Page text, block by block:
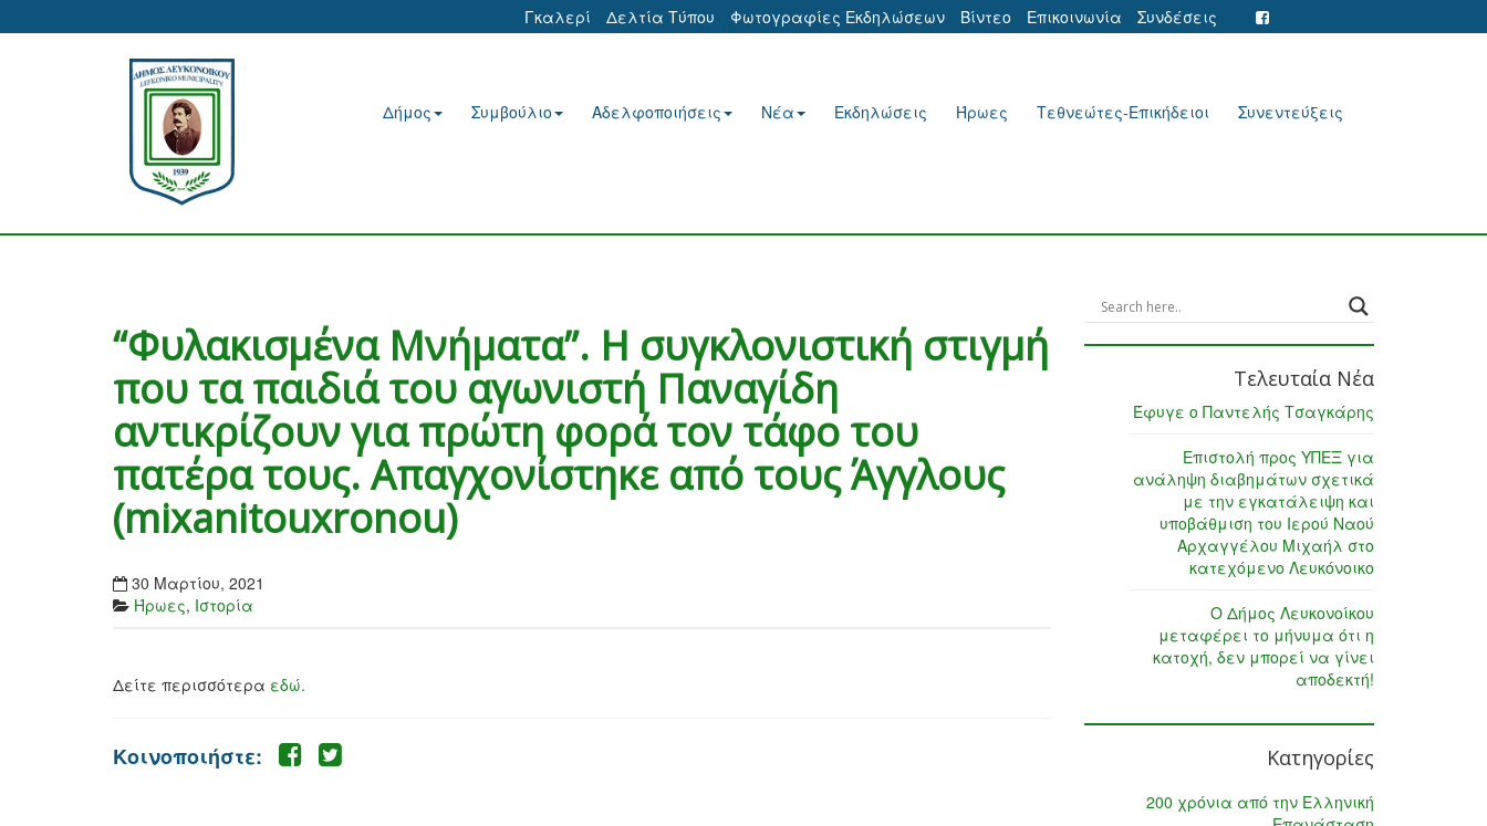
Γκαλερί Δελτία Τύπου Φωτογραφίες Εκδηλώσεων Βίντεο Επικοινωνία Συνδέσεις
Δήμος Συμβούλιο Αδελφοποιήσεις Νέα Εκδηλώσεις Ήρωες Τεθνεώτες-Επικήδειοι Συνεντεύξεις
“Φυλακισμένα Μνήματα”. Η συγκλονιστική στιγμή
που τα παιδιά του αγωνιστή Παναγίδη
αντικρίζουν για πρώτη φορά τον τάφο του
πατέρα τους. Απαγχονίστηκε από τους Άγγλους
(mixanitouxronou)
30 Μαρτίου, 2021
Ήρωες, Ιστορία
Δείτε περισσότερα εδώ.
Κοινοποιήστε:
Τελευταία Νέα
Έφυγε ο Παντελής Τσαγκάρης
Επιστολή προς ΥΠΕΞ για
ανάληψη διαβημάτων σχετικά
με την εγκατάλειψη και
υποβάθμιση του Ιερού Ναού
Αρχαγγέλου Μιχαήλ στο
κατεχόμενο Λευκόνοικο
Ο Δήμος Λευκονοίκου
μεταφέρει το μήνυμα ότι η
κατοχή, δεν μπορεί να γίνει
αποδεκτή!
Κατηγορίες
200 χρόνια από την Ελληνική